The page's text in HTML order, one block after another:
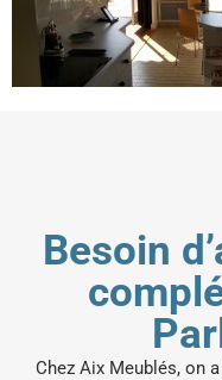
Besoin
Chez Aix Meublés, on